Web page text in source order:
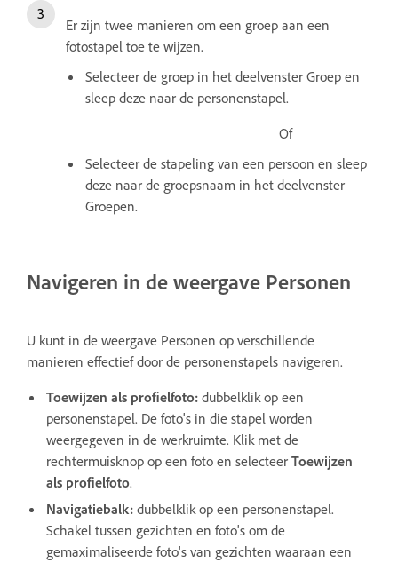
Er zijn twee manieren om een groep aan een
fotostapel toe te wijzen.
Selecteer de groep in het deelvenster Groep en
sleep deze naar de personenstapel.
Of
Selecteer de stapeling van een persoon en sleep
deze naar de groepsnaam in het deelvenster
Groepen.
Navigeren in de weergave Personen
U kunt in de weergave Personen op verschillende
manieren effectief door de personenstapels navigeren.
Toewijzen als profielfoto: dubbelklik op een
personenstapel. De foto's in die stapel worden
weergegeven in de werkruimte. Klik met de
rechtermuisknop op een foto en selecteer Toewijzen
als profielfoto.
Navigatiebalk: dubbelklik op een personenstapel.
Schakel tussen gezichten en foto's om de
gemaximaliseerde foto's van gezichten waaraan een